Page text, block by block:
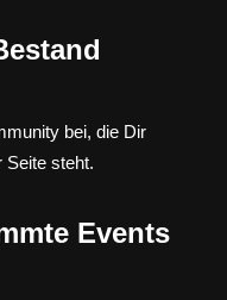
bei, die Dir
Seite steht.
Events